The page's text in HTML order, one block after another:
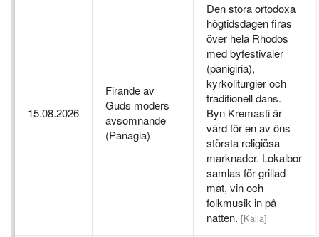
15.08.2026
Firande av
Guds moders
avsomnande
(Panagia)
Den stora ortodoxa
högtidsdagen firas
över hela Rhodos
med byfestivaler
(panigiria),
kyrkoliturgier och
traditionell dans.
Byn Kremasti är
värd för en av öns
största religiösa
marknader. Lokalbor
samlas för grillad
mat, vin och
folkmusik in på
natten. [Källa]